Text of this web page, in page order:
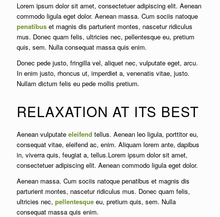
Lorem ipsum dolor sit amet, consectetuer adipiscing elit. Aenean
commodo ligula eget dolor. Aenean massa. Cum sociis natoque
penatibuset magnis dis parturient montes, nascetur ridiculus
mus. Donec quam felis, ultricies nec, pellentesque eu, pretium
quis, sem. Nulla consequat massa quis enim.
Donec pede justo, fringilla vel, aliquet nec, vulputate eget, arcu.
In enim justo, rhoncus ut, imperdiet a, venenatis vitae, justo.
Nullam dictum felis eu pede mollis pretium.
RELAXATION AT ITS BEST
Aenean vulputate eleifend tellus. Aenean leo ligula, porttitor eu,
consequat vitae, eleifend ac, enim. Aliquam lorem ante, dapibus
in, viverra quis, feugiat a, tellus.Lorem ipsum dolor sit amet,
consectetuer adipiscing elit. Aenean commodo ligula eget dolor.
Aenean massa. Cum sociis natoque penatibus et magnis dis
parturient montes, nascetur ridiculus mus. Donec quam felis,
ultricies nec, pellentesqueeu, pretium quis, sem. Nulla
consequat massa quis enim.